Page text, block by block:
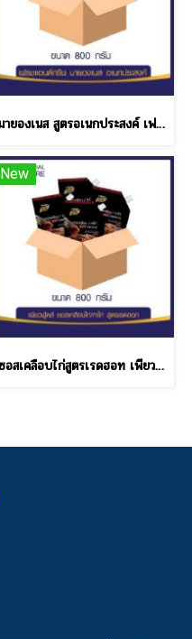
มายองเนส สูตรอเนกประสงค์ เฟรช & กรีน 10 ลัง แถม 2 ลัง
New
ซอสเคลือบไก่สูตรเรดฮอท เพียวฟู้ดส์ 800 กรัม ราคาส่ง